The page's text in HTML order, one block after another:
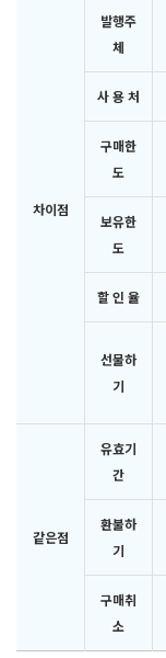
차이점
발행주
체
사 용 처
구매한
도
보유한
도
할 인 율
선물하
기
같은점
유효기
간
환불하
기
구매취
소